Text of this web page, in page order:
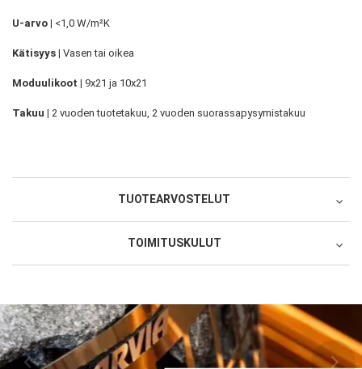
U-arvo | <1,0 W/m²K
Kätisyys | Vasen tai oikea
Moduulikoot | 9x21 ja 10x21
Takuu | 2 vuoden tuotetakuu, 2 vuoden suorassapysymistakuu
TUOTEARVOSTELUT
Palvelu/toimitus
1 tähti 5 tähdestä
2 tähteä 5 tähdestä
3 tähteä 5 tähdestä
4 tähteä 5 tähdestä
5 tähteä 5 tähdestä
Nimimerkki
TOIMITUSKULUT
Kuljetuspalvelu
1155 SEK
Lopulliset toimituskulut lasketaan kassasivulla